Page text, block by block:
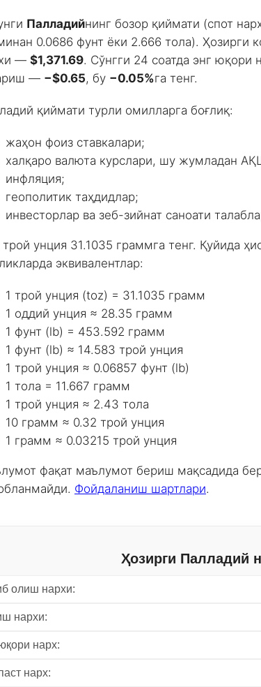
Палладийнинг бозор қиймати (спот
0.0686 фунт ёки 2.666 тола). Ҳозирги
— $1,371.69. Сўнгги 24 соатда энг юқори
— −$0.65, бу −0.05%га тенг.
қиймати турли омилларга боғлиқ:
жаҳон фоиз ставкалари;
халқаро валюта курслари, шу жумладан
инфляция;
геополитик таҳдидлар;
инвесторлар ва зеб-зийнат саноати
унция 31.1035 граммга тенг. Қуйида
эквивалентлар:
1 трой унция (toz) = 31.1035 грамм
1 оддий унция ≈ 28.35 грамм
1 фунт (lb) = 453.592 грамм
1 фунт (lb) ≈ 14.583 трой унция
1 трой унция ≈ 0.06857 фунт (lb)
1 тола = 11.667 грамм
1 трой унция ≈ 2.43 тола
10 грамм ≈ 0.32 трой унция
1 грамм ≈ 0.03215 трой унция
фақат маълумот бериш мақсадида
Фойдаланиш шартлари.
Ҳозирги Палладий
олиш нархи:
нархи:
нарх:
нарх: